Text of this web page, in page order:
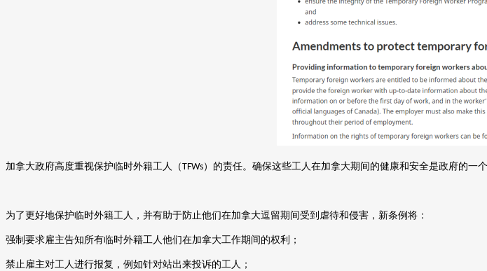
加拿大政府高度重视保护临时外籍工人 （TFWs） 的责任。确保这些工人在加拿大期间的健康和安全是政府的一
为了更好地保护临时外籍工人，并有助于防止他们在加拿大逗留期间受到虐待和侵害，新条例将：
强制要求雇主告知所有临时外籍工人他们在加拿大工作期间的权利；
禁止雇主对工人进行报复，例如针对站出来投诉的工人；